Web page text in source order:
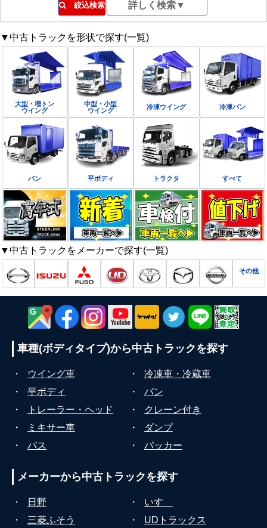
絞込検索
▼中古トラックを形状で探す(一覧)
大型・増トン
ウイング
中型・小型
ウイング
冷凍ウイング 冷凍バン
バン 平ボディ トラクタ すべて
▼中古トラックをメーカーで探す(一覧)
その他
車種(ボディタイプ)から中古トラックを探す
・ ウイング車 ・
冷凍車・冷蔵車
・
平ボディ ・
バン
・
トレーラー・ヘッド ・
クレーン付き
・
ミキサー車 ・
ダンプ
・
バス ・ パッカー
メーカーから中古トラックを探す
・ 日野 ・
いすゞ
・
三菱ふそう ・ UDトラックス